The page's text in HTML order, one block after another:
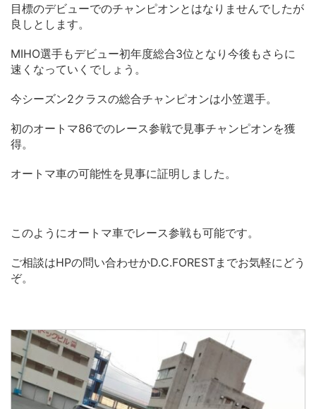
目標のデビューでのチャンピオンとはなりませんでしたが
良しとします。
MIHO選手もデビュー初年度総合3位となり今後もさらに
速くなっていくでしょう。
今シーズン2クラスの総合チャンピオンは小笠選手。
初のオートマ86でのレース参戦で見事チャンピオンを獲
得。
オートマ車の可能性を見事に証明しました。
このようにオートマ車でレース参戦も可能です。
ご相談はHPの問い合わせかD.C.FORESTまでお気軽にどう
ぞ。